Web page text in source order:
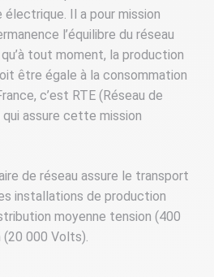
Il a pour mission
l’équilibre du réseau
tout moment, la production
être égale à la consommation
c’est RTE (Réseau de
assure cette mission
de réseau assure le transport
installations de production
moyenne tension (400
000 Volts).